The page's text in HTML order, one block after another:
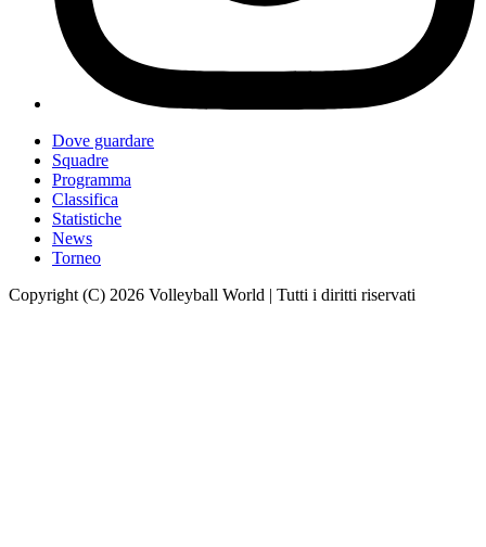
Dove guardare
Squadre
Programma
Classifica
Statistiche
News
Torneo
Copyright (C) 2026 Volleyball World | Tutti i diritti riservati